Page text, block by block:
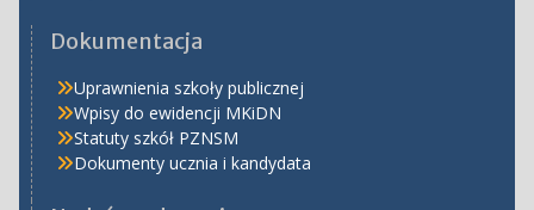
Dokumentacja
Uprawnienia szkoły publicznej
Wpisy do ewidencji MKiDN
Statuty szkół PZNSM
Dokumenty ucznia i kandydata